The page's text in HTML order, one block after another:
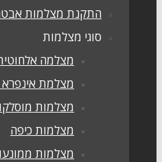
התקנת מצלמות
סוגי מצלמות
מצלמה
מצלמת אינפרא
מצלמות
מצלמות כיפה
מצלמות